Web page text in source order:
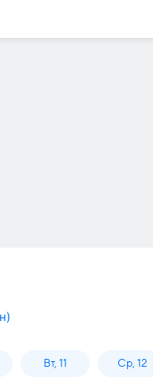
)
Вт, 11 Ср, 12